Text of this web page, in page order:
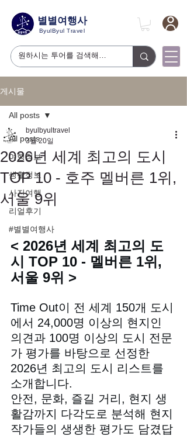
별별여행사
ByulByul Travel
게시물
All posts
여행정보
생활정보
사진여행
리얼후기
#별별여행사
All posts
2026년 세계 최고의 도시
TOP 10 - 호주 멜버른 1위,
서울 9위
byulbyultravel
3월 20일
< 2026년 세계 최고의 도
시 TOP 10 - 멜버른 1위,
서울 9위 >
Time Out이 전 세계 150개 도시
에서 24,000명 이상의 현지인
의견과 100명 이상의 도시 전문
가 평가를 바탕으로 선정한
2026년 최고의 도시 리스트를
소개합니다.
안전, 문화, 즐길 거리, 현지 생
활감까지 다각도로 분석해 현지
작가들의 생생한 평가도 담겼답